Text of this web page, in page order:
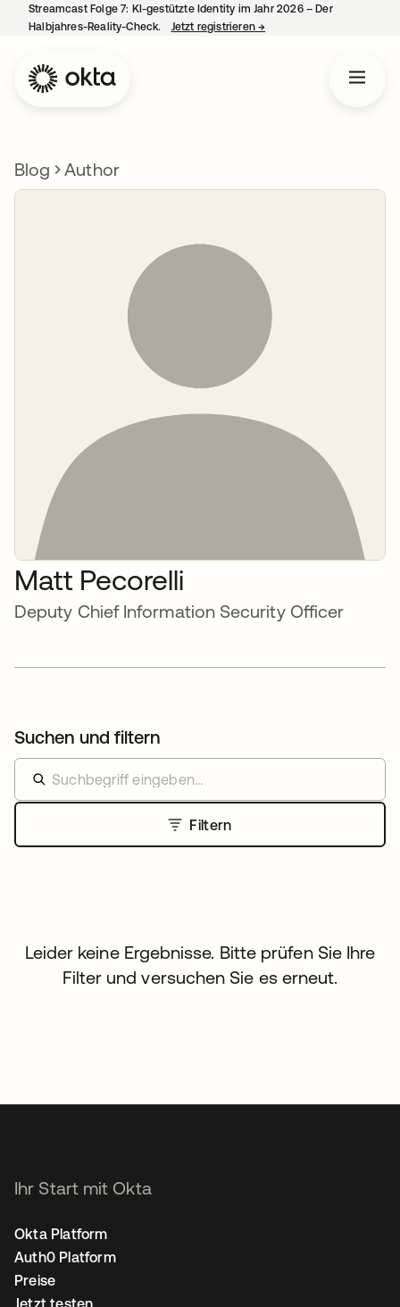
Streamcast Folge 7: KI-gestützte Identity im Jahr 2026 – Der
Halbjahres-Reality-Check.
Jetzt registrieren→
Blog Author
Matt Pecorelli
Deputy Chief Information Security Officer
Suchen und filtern
Filtern
Leider keine Ergebnisse. Bitte prüfen Sie Ihre
Filter und versuchen Sie es erneut.
Ihr Start mit Okta
Okta Platform
Auth0 Platform
Preise
Jetzt testen